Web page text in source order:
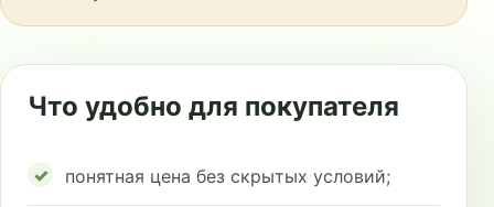
Что удобно для покупателя
понятная цена без скрытых условий;